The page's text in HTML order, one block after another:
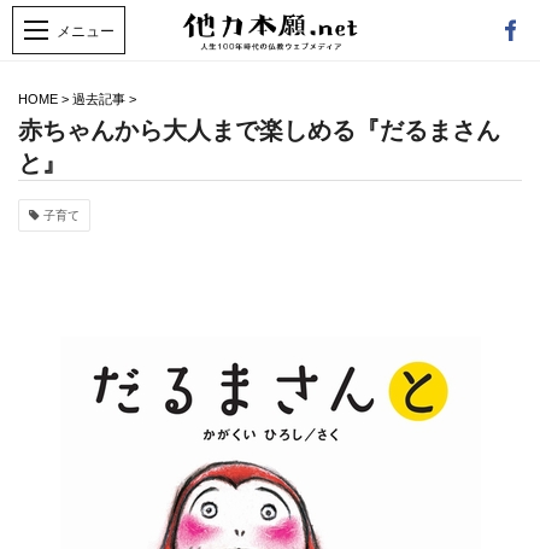
HOME > 過去記事 >
赤ちゃんから大人まで楽しめる『だるまさん
と』
子育て